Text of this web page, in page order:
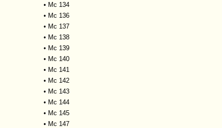
• Mc 134
• Mc 136
• Mc 137
• Mc 138
• Mc 139
• Mc 140
• Mc 141
• Mc 142
• Mc 143
• Mc 144
• Mc 145
• Mc 147